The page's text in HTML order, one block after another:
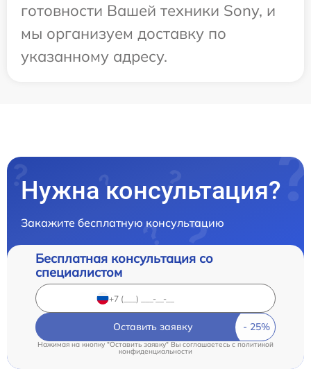
готовности Вашей техники Sony, и
мы организуем доставку по
указанному адресу.
Нужна консультация?
Закажите бесплатную консультацию
Бесплатная консультация со
специалистом
Оставить заявку
Нажимая на кнопку "Оставить заявку" Вы соглашаетесь cполитикой
конфиденциальности